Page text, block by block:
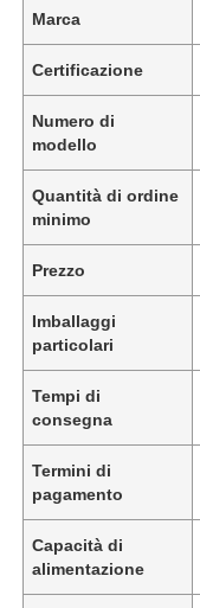
Marca
Certificazione
Numero di
modello
Quantità di ordine
minimo
Prezzo
Imballaggi
particolari
Tempi di
consegna
Termini di
pagamento
Capacità di
alimentazione